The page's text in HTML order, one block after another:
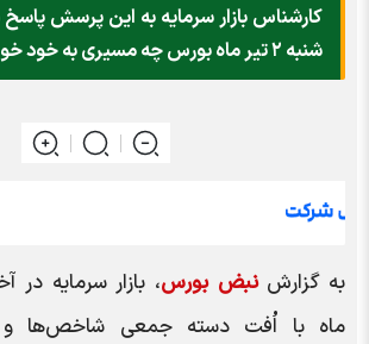
کارشناس بازار سرمایه به این پرسش پاسخ
شنبه ۲ تیر ماه بورس چه مسیری به خود خواهد گرفت؟
به گزارشنبض بورس، بازار سرمایه در
ماه با اُفت دسته جمعی شاخص‌ها و